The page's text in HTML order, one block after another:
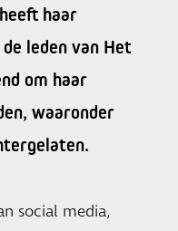
haar
leden van Het
om haar
waaronder
social media,